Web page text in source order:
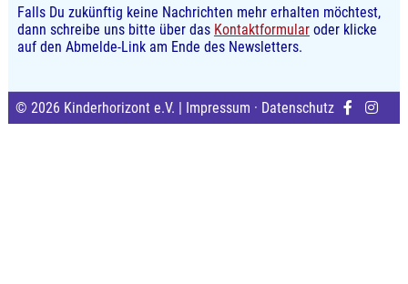
Falls Du zukünftig keine Nachrichten mehr erhalten möchtest,
dann schreibe uns bitte über das Kontaktformularoder klicke
auf den Abmelde-Link am Ende des Newsletters.
© 2026 Kinderhorizont e.V. | Impressum · Datenschutz